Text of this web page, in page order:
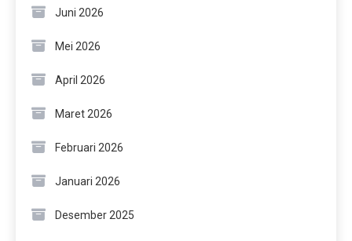
Juni 2026
Mei 2026
April 2026
Maret 2026
Februari 2026
Januari 2026
Desember 2025